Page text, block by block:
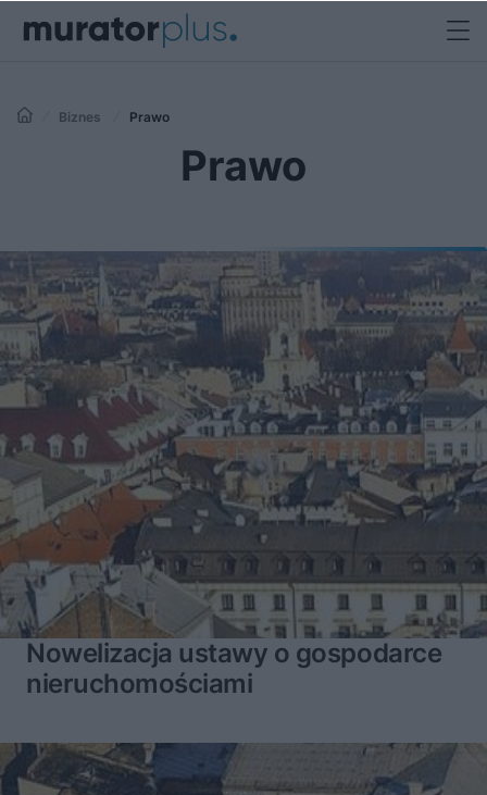
Biznes Prawo
Prawo
Nowelizacja ustawy o gospodarce
nieruchomościami